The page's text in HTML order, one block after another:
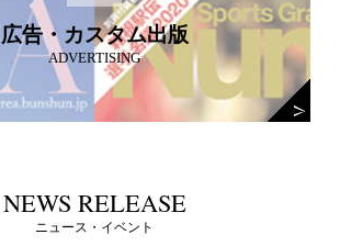
広告・カスタム出版
ADVERTISING
NEWS RELEASE
ニュース・イベント